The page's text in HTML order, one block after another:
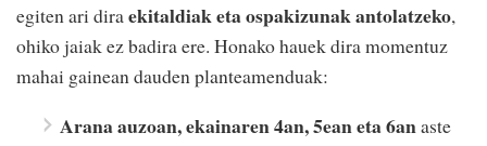
egiten ari diraekitaldiak eta ospakizunak antolatzeko,
ohiko jaiak ez badira ere. Honako hauek dira momentuz
mahai gainean dauden planteamenduak:
Arana auzoan, ekainaren 4an, 5ean eta 6anaste